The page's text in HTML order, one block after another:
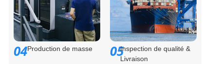
04Production de masse 05Inspection de qualité &
Livraison